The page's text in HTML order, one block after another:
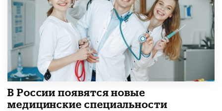
В России появятся новые
медицинские специальности